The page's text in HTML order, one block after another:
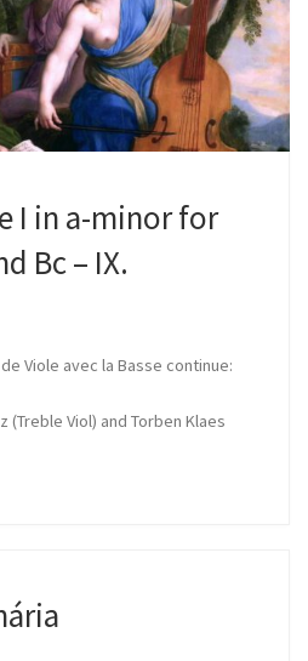
I in a-minor for
Bc – IX.
Viole avec la Basse continue:
Viol) and Torben Klaes